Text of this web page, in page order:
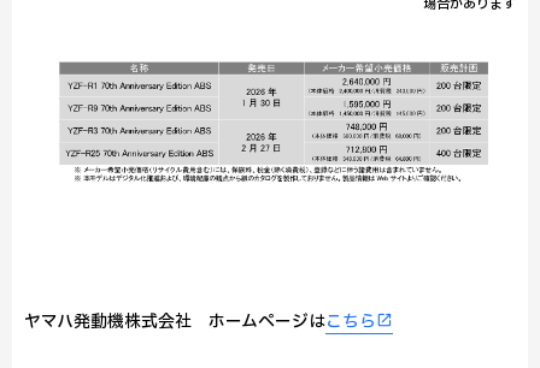
場合があります
ヤマハ発動機株式会社 ホームページはこちら